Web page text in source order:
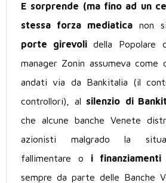
E sorprende (ma fino ad un
stessa forza mediatica non
porte girevolidella Popolare
manager Zonin assumeva come
andati via da Bankitalia (il
controllori), al silenzio di
che alcune banche Venete
azionisti malgrado la
fallimentare o i
sempre da parte delle Banche